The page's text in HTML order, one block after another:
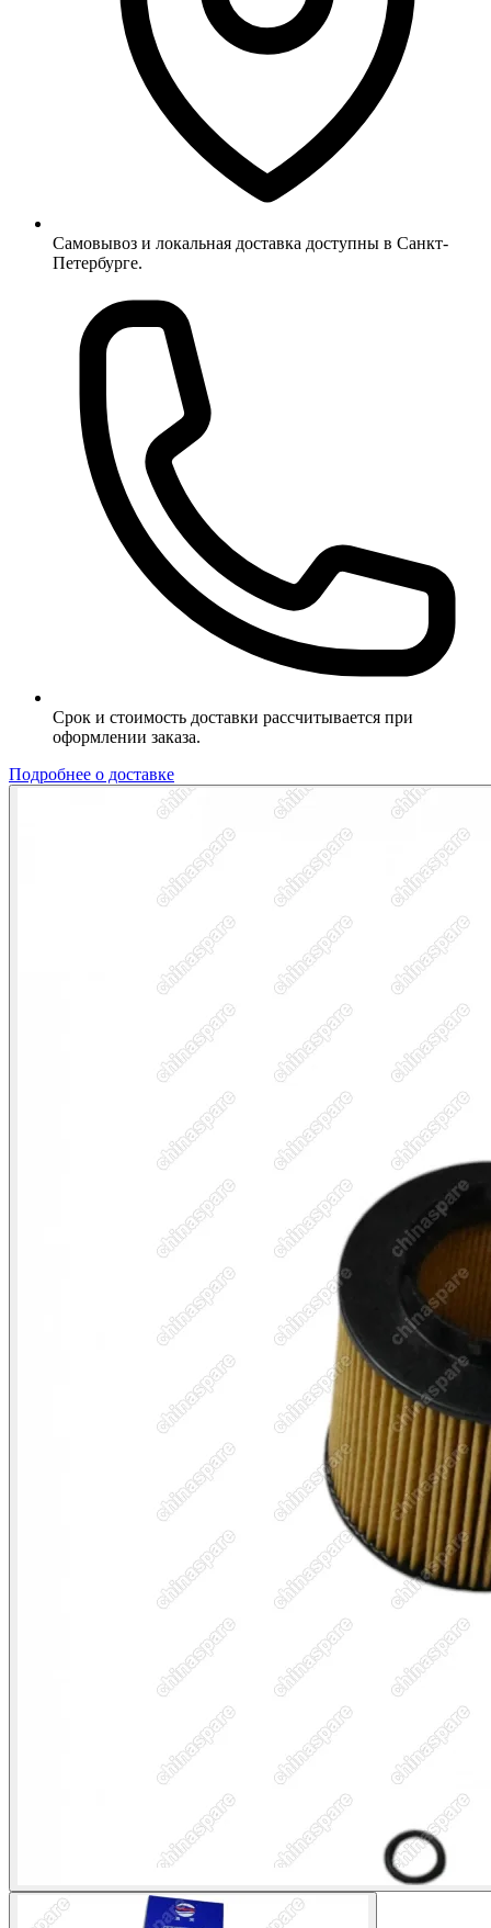
Самовывоз и локальная доставка доступны в Санкт-
Петербурге.
Срок и стоимость доставки рассчитывается при
оформлении заказа.
Подробнее о доставке